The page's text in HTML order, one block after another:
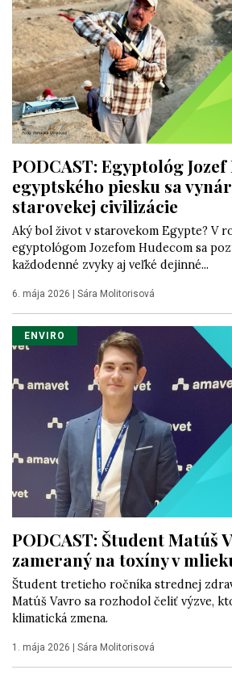
PODCAST: Egyptológ Jozef
egyptského piesku sa
starovekej civilizácie
Aký bol život v starovekom Egypte? V
egyptológom Jozefom Hudecom sa
každodenné zvyky aj veľké dejinné...
6. mája 2026 Sára Molitorisová
ENVIRO
PODCAST: Študent Matúš
zameraný na toxíny v
Študent tretieho ročníka strednej
Matúš Vavro sa rozhodol čeliť výzve,
klimatická zmena.
1. mája 2026 | Sára Molitorisová